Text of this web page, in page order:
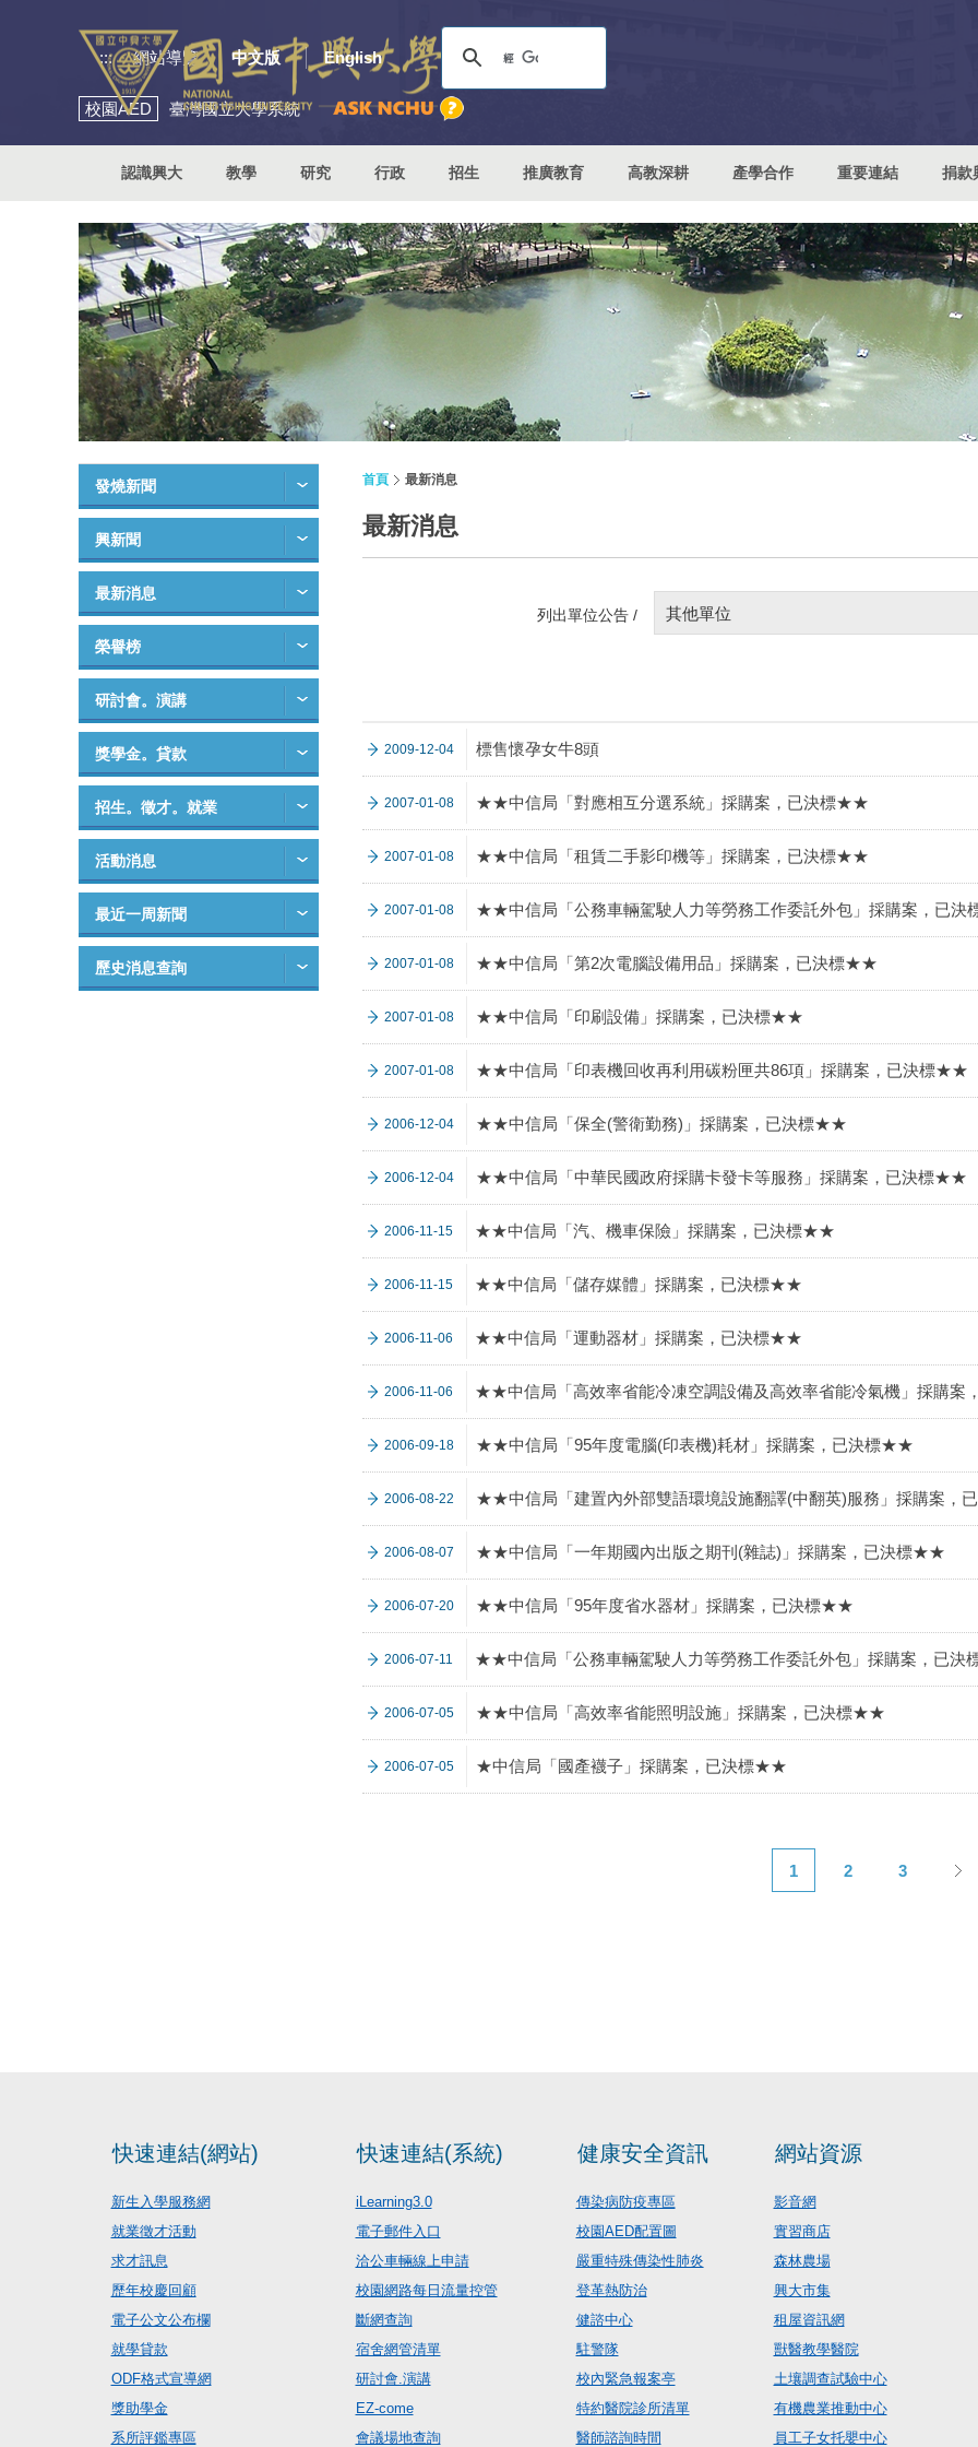
::: 網站導覽 中文版 English
校園AED 臺灣國立大學系統
認識興大 教學 研究 行政 招生 推廣教育 高教深耕 產學合作 重要連結 捐款
發燒新聞
興新聞
最新消息
榮譽榜
研討會。演講
獎學金。貸款
招生。徵才。就業
活動消息
最近一周新聞
歷史消息查詢
首頁 最新消息
最新消息
列出單位公告 / 其他單位
2009-12-04 標售懷孕女牛8頭
2007-01-08 ★★中信局「對應相互分選系統」採購案，已決標★★
2007-01-08 ★★中信局「租賃二手影印機等」採購案，已決標★★
2007-01-08 ★★中信局「公務車輛駕駛人力等勞務工作委託外包」採購案，已
2007-01-08 ★★中信局「第2次電腦設備用品」採購案，已決標★★
2007-01-08 ★★中信局「印刷設備」採購案，已決標★★
2007-01-08 ★★中信局「印表機回收再利用碳粉匣共86項」採購案，已決標★★
2006-12-04 ★★中信局「保全(警衛勤務)」採購案，已決標★★
2006-12-04 ★★中信局「中華民國政府採購卡發卡等服務」採購案，已決標★★
2006-11-15 ★★中信局「汽、機車保險」採購案，已決標★★
2006-11-15 ★★中信局「儲存媒體」採購案，已決標★★
2006-11-06 ★★中信局「運動器材」採購案，已決標★★
2006-11-06 ★★中信局「高效率省能冷凍空調設備及高效率省能冷氣機」採購
2006-09-18 ★★中信局「95年度電腦(印表機)耗材」採購案，已決標★★
2006-08-22 ★★中信局「建置內外部雙語環境設施翻譯(中翻英)服務」採購案，
2006-08-07 ★★中信局「一年期國內出版之期刊(雜誌)」採購案，已決標★★
2006-07-20 ★★中信局「95年度省水器材」採購案，已決標★★
2006-07-11 ★★中信局「公務車輛駕駛人力等勞務工作委託外包」採購案，已
2006-07-05 ★★中信局「高效率省能照明設施」採購案，已決標★★
2006-07-05 ★中信局「國產襪子」採購案，已決標★★
1 2 3
快速連結(網站)
新生入學服務網
就業徵才活動
求才訊息
歷年校慶回顧
電子公文公布欄
就學貸款
ODF格式宣導網
獎助學金
系所評鑑專區
快速連結(系統)
iLearning3.0
電子郵件入口
洽公車輛線上申請
校園網路每日流量控管
斷網查詢
宿舍網管清單
研討會.演講
EZ-come
會議場地查詢
健康安全資訊
傳染病防疫專區
校園AED配置圖
嚴重特殊傳染性肺炎
登革熱防治
健諮中心
駐警隊
校內緊急報案亭
特約醫院診所清單
醫師諮詢時間
網站資源
影音網
實習商店
森林農場
興大市集
租屋資訊網
獸醫教學醫院
土壤調查試驗中心
有機農業推動中心
員工子女托嬰中心